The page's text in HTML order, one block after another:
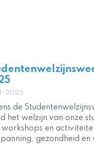
2025
de
het welzijn van onze
workshops en
gezondheid en